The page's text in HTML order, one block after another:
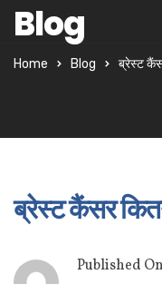
Blog
Home Blog ब्रेस्ट
ब्रेस्ट कैंसर
Published On